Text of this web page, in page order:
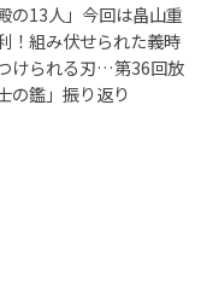
の13人」今回は畠山重
！組み伏せられた義時
けられる刃…第36回放
の鑑」振り返り